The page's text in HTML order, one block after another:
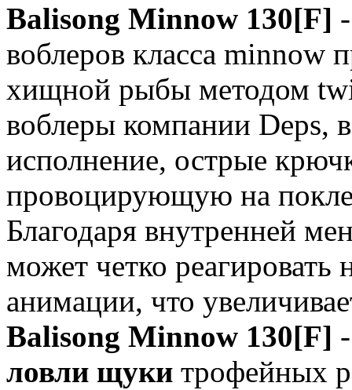
Balisong Minnow 130[F]
воблеров класса minnow
хищной рыбы методом
воблеры компании Deps,
исполнение, острые
провоцирующую на
Благодаря внутренней
может четко
анимации, что
Balisong Minnow 130[F]
ловли щуки трофейных